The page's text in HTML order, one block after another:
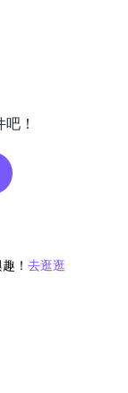
！
！ 去逛逛